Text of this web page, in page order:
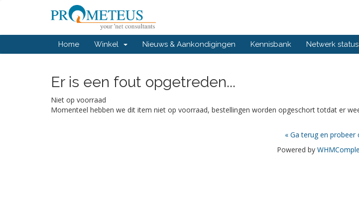
Home Winkel Nieuws & Aankondigingen Kennisbank Netwerk status
Er is een fout opgetreden...
Niet op voorraad
Momenteel hebben we dit item niet op voorraad, bestellingen worden opgeschort totdat er
« Ga terug en probeer
Powered by